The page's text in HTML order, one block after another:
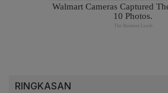
RINGKASAN